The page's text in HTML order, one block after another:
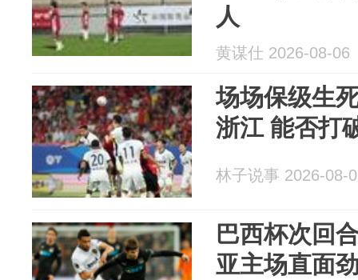
人
黄谋仕 2026-08-06
场场保级生
浙江 能否打
林子说事 2026-08-
巴西杯次回
亚主场直面